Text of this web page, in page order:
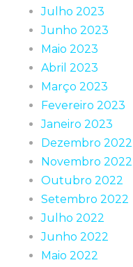
Julho 2023
Junho 2023
Maio 2023
Abril 2023
Março 2023
Fevereiro 2023
Janeiro 2023
Dezembro 2022
Novembro 2022
Outubro 2022
Setembro 2022
Julho 2022
Junho 2022
Maio 2022